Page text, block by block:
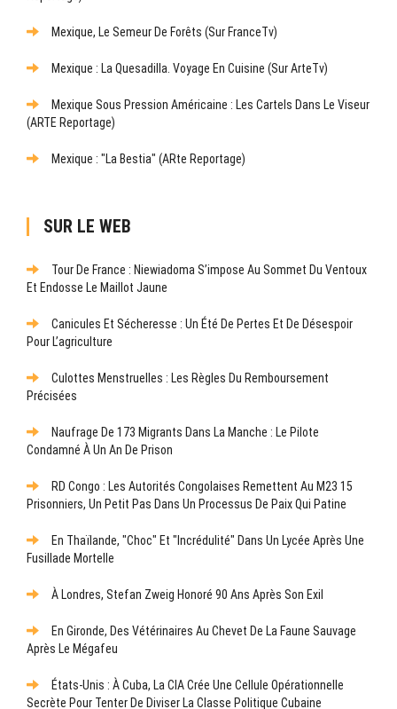
Mexique, Le Semeur De Forêts (sur FranceTv)
Mexique : La Quesadilla. Voyage En Cuisine (sur ArteTv)
Mexique Sous Pression Américaine : Les Cartels Dans Le Viseur
(ARTE Reportage)
Mexique : "La Bestia" (ARte Reportage)
SUR LE WEB
Tour De France : Niewiadoma S’impose Au Sommet Du Ventoux
Et Endosse Le Maillot Jaune
Canicules Et Sécheresse : Un Été De Pertes Et De Désespoir
Pour L’agriculture
Culottes Menstruelles : Les Règles Du Remboursement
Précisées
Naufrage De 173 Migrants Dans La Manche : Le Pilote
Condamné À Un An De Prison
RD Congo : Les Autorités Congolaises Remettent Au M23 15
Prisonniers, Un Petit Pas Dans Un Processus De Paix Qui Patine
En Thaïlande, "choc" Et "incrédulité" Dans Un Lycée Après Une
Fusillade Mortelle
À Londres, Stefan Zweig Honoré 90 Ans Après Son Exil
En Gironde, Des Vétérinaires Au Chevet De La Faune Sauvage
Après Le Mégafeu
États-Unis : À Cuba, La CIA Crée Une Cellule Opérationnelle
Secrète Pour Tenter De Diviser La Classe Politique Cubaine